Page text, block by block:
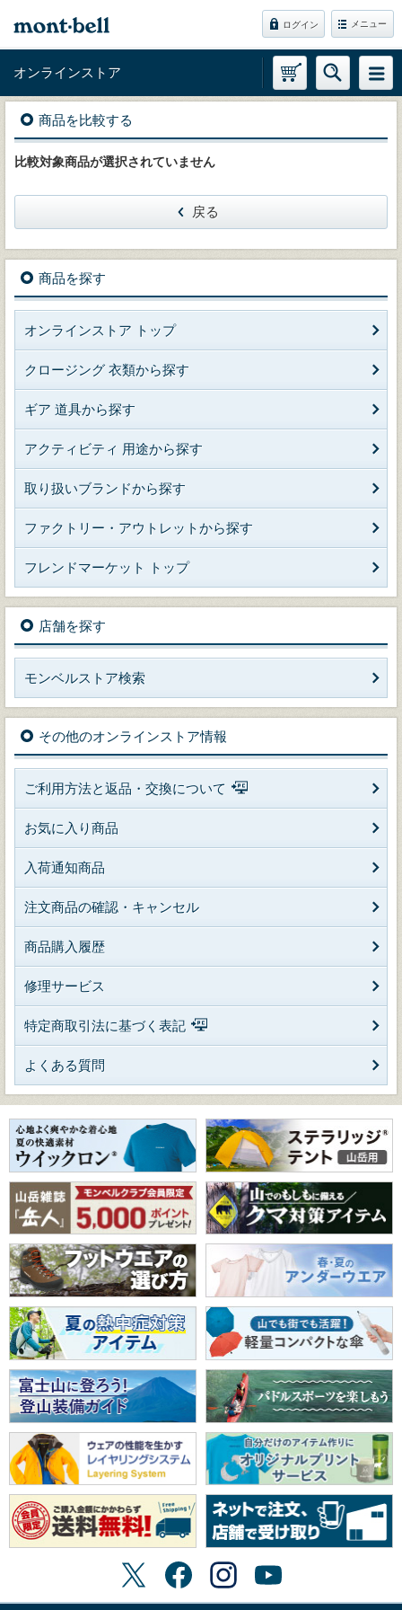
ログイン メニュー
オンラインストア
商品を比較する
比較対象商品が選択されていません
戻る
商品を探す
オンラインストア トップ
クロージング 衣類から探す
ギア 道具から探す
アクティビティ 用途から探す
取り扱いブランドから探す
ファクトリー・アウトレットから探す
フレンドマーケット トップ
店舗を探す
モンベルストア検索
その他のオンラインストア情報
ご利用方法と返品・交換について
お気に入り商品
入荷通知商品
注文商品の確認・キャンセル
商品購入履歴
修理サービス
特定商取引法に基づく表記
よくある質問